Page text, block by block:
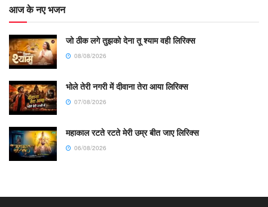
आज के नए भजन
जो ठीक लगे तुझको देना तू श्याम वही लिरिक्स
08/08/2026
भोले तेरी नगरी में दीवाना तेरा आया लिरिक्स
07/08/2026
महाकाल रटते रटते मेरी उम्र बीत जाए लिरिक्स
06/08/2026